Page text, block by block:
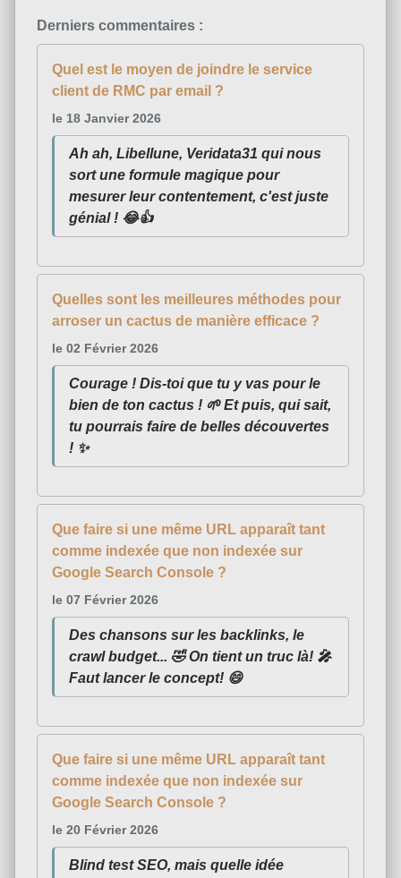
Derniers commentaires :
Quel est le moyen de joindre le service
client de RMC par email ?
le 18 Janvier 2026
Ah ah, Libellune, Veridata31 qui nous
sort une formule magique pour
mesurer leur contentement, c'est juste
génial ! 😂👍
Quelles sont les meilleures méthodes pour
arroser un cactus de manière efficace ?
le 02 Février 2026
Courage ! Dis-toi que tu y vas pour le
bien de ton cactus ! 🌱 Et puis, qui sait,
tu pourrais faire de belles découvertes
! ✨
Que faire si une même URL apparaît tant
comme indexée que non indexée sur
Google Search Console ?
le 07 Février 2026
Des chansons sur les backlinks, le
crawl budget... 🤣 On tient un truc là! 🎤
Faut lancer le concept! 😄
Que faire si une même URL apparaît tant
comme indexée que non indexée sur
Google Search Console ?
le 20 Février 2026
Blind test SEO, mais quelle idée